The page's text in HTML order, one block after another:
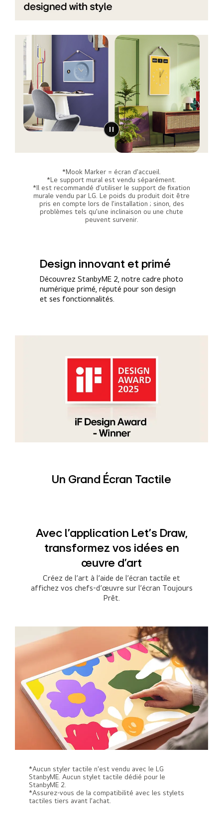
*Mook Marker = écran d'accueil.
*Le support mural est vendu séparément.
*Il est recommandé d’utiliser le support de fixation
murale vendu par LG. Le poids du produit doit être
pris en compte lors de l’installation ; sinon, des
problèmes tels qu’une inclinaison ou une chute
peuvent survenir.
Design innovant et primé
Découvrez StanbyME 2, notre cadre photo
numérique primé, réputé pour son design
et ses fonctionnalités.
Un Grand Écran Tactile
Avec l'application Let's Draw,
transformez vos idées en
œuvre d'art
Créez de l’art à l’aide de l’écran tactile et
affichez vos chefs-d’œuvre sur l’écran Toujours
Prêt.
*Aucun styler tactile n'est vendu avec le LG
StanbyME. Aucun stylet tactile dédié pour le
StanbyME 2.
*Assurez-vous de la compatibilité avec les stylets
tactiles tiers avant l’achat.